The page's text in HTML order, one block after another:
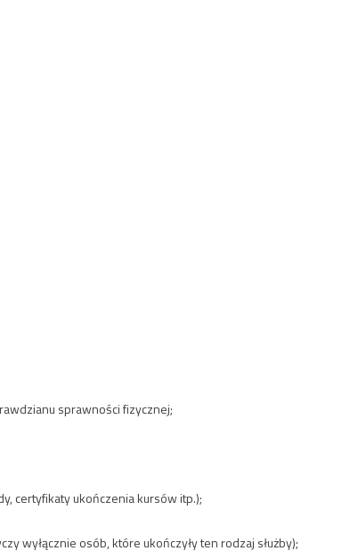
sprawności fizycznej;
certyfikaty ukończenia kursów itp.);
wyłącznie osób, które ukończyły ten rodzaj służby);